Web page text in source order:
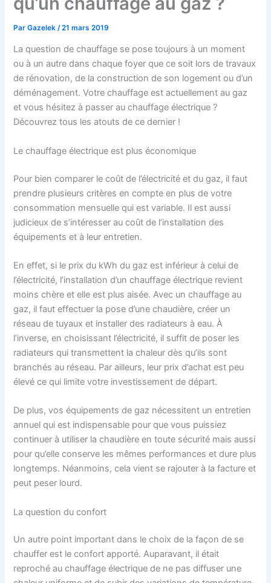
ParGazelek /21 mars 2019
La question de chauffage se pose toujours à un moment
ou à un autre dans chaque foyer que ce soit lors de travaux
de rénovation, de la construction de son logement ou d’un
déménagement. Votre chauffage est actuellement au gaz
et vous hésitez à passer au chauffage électrique ?
Découvrez tous les atouts de ce dernier !
Le chauffage électrique est plus économique
Pour bien comparer le coût de l’électricité et du gaz, il faut
prendre plusieurs critères en compte en plus de votre
consommation mensuelle qui est variable. Il est aussi
judicieux de s’intéresser au coût de l’installation des
équipements et à leur entretien.
En effet, si le prix du kWh du gaz est inférieur à celui de
l’électricité, l’installation d’un chauffage électrique revient
moins chère et elle est plus aisée. Avec un chauffage au
gaz, il faut effectuer la pose d’une chaudière, créer un
réseau de tuyaux et installer des radiateurs à eau. À
l’inverse, en choisissant l’électricité, il suffit de poser les
radiateurs qui transmettent la chaleur dès qu’ils sont
branchés au réseau. Par ailleurs, leur prix d’achat est peu
élevé ce qui limite votre investissement de départ.
De plus, vos équipements de gaz nécessitent un entretien
annuel qui est indispensable pour que vous puissiez
continuer à utiliser la chaudière en toute sécurité mais aussi
pour qu’elle conserve les mêmes performances et dure plus
longtemps. Néanmoins, cela vient se rajouter à la facture et
peut peser lourd.
La question du confort
Un autre point important dans le choix de la façon de se
chauffer est le confort apporté. Auparavant, il était
reproché au chauffage électrique de ne pas diffuser une